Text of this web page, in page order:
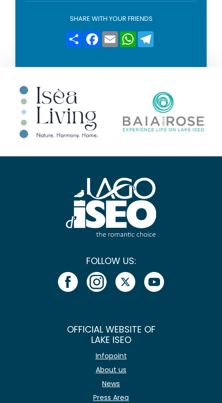
SHARE WITH YOUR FRIENDS
CondividiFacebook
Email WhatsApp
FOLLOW US:
OFFICIAL WEBSITE OF
LAKE ISEO
Infopoint
About us
News
Press Area